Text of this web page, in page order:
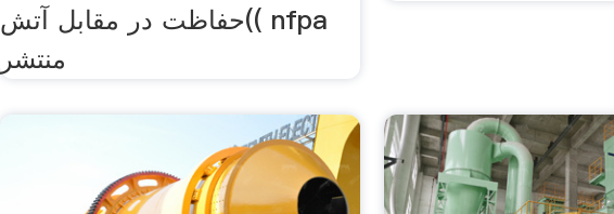
حفاظت در مقابل آتش(( nfpa
منتشر